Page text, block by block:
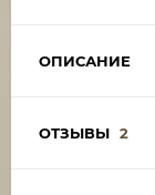
ОПИСАНИЕ
ОТЗЫВЫ 2